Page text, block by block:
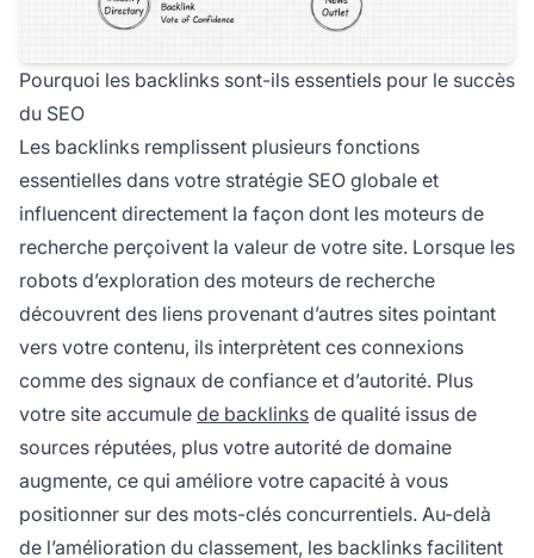
Pourquoi les backlinks sont-ils essentiels pour le succès
du SEO
Les backlinks remplissent plusieurs fonctions
essentielles dans votre stratégie SEO globale et
influencent directement la façon dont les moteurs de
recherche perçoivent la valeur de votre site. Lorsque les
robots d’exploration des moteurs de recherche
découvrent des liens provenant d’autres sites pointant
vers votre contenu, ils interprètent ces connexions
comme des signaux de confiance et d’autorité. Plus
votre site accumule de backlinks de qualité issus de
sources réputées, plus votre autorité de domaine
augmente, ce qui améliore votre capacité à vous
positionner sur des mots-clés concurrentiels. Au-delà
de l’amélioration du classement, les backlinks facilitent